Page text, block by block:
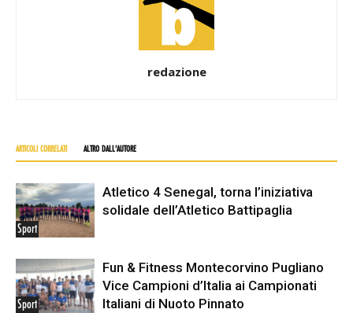
redazione
ARTICOLI CORRELATI ALTRO DALL'AUTORE
Sport
Atletico 4 Senegal, torna l’iniziativa
solidale dell’Atletico Battipaglia
Sport
Fun & Fitness Montecorvino Pugliano
Vice Campioni d’Italia ai Campionati
Italiani di Nuoto Pinnato